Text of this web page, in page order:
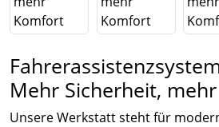
Mehr Sicherheit,
Unsere Werkstatt steht für